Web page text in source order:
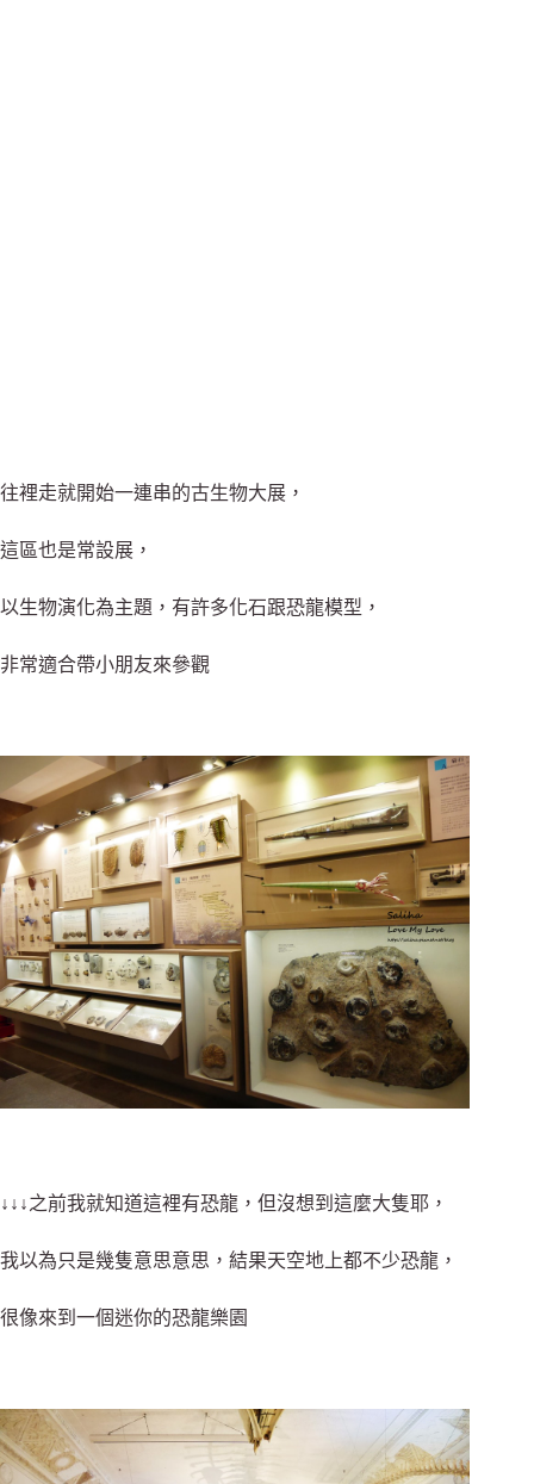
往裡走就開始一連串的古生物大展，
這區也是常設展，
以生物演化為主題，有許多化石跟恐龍模型，
非常適合帶小朋友來參觀
↓↓↓之前我就知道這裡有恐龍，但沒想到這麼大隻耶，
我以為只是幾隻意思意思，結果天空地上都不少恐龍，
很像來到一個迷你的恐龍樂園